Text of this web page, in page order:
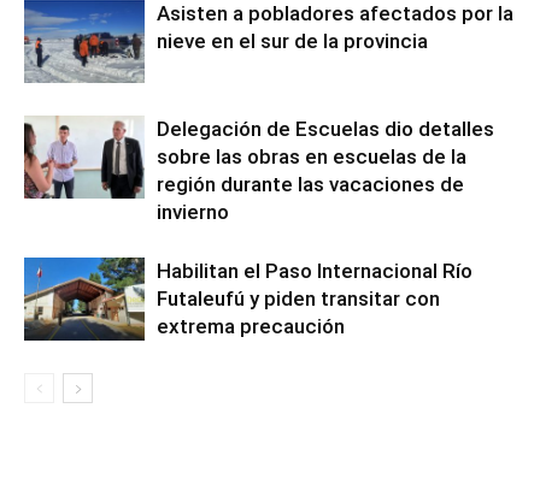
Asisten a pobladores afectados por la
nieve en el sur de la provincia
Delegación de Escuelas dio detalles
sobre las obras en escuelas de la
región durante las vacaciones de
invierno
Habilitan el Paso Internacional Río
Futaleufú y piden transitar con
extrema precaución